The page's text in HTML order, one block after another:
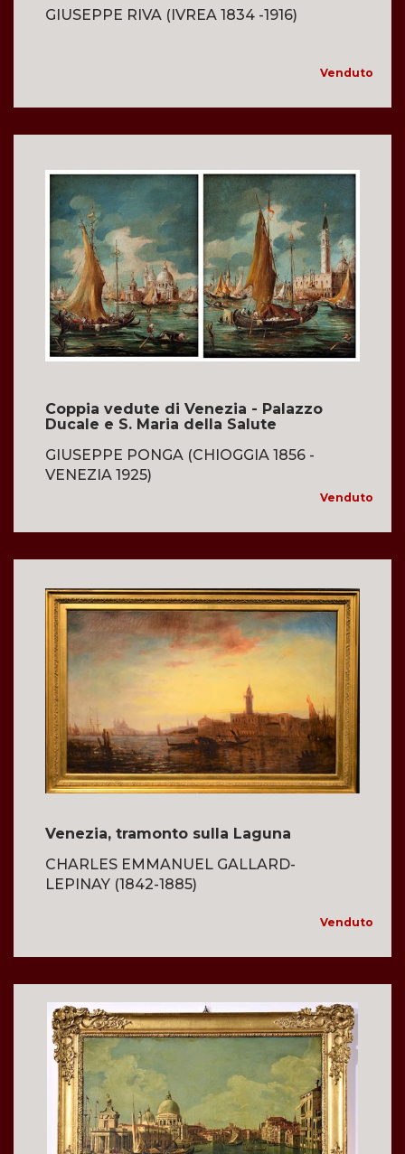
GIUSEPPE RIVA (IVREA 1834 -1916)
Venduto
Coppia vedute di Venezia - Palazzo
Ducale e S. Maria della Salute
GIUSEPPE PONGA (CHIOGGIA 1856 -
VENEZIA 1925)
Venduto
Venezia, tramonto sulla Laguna
CHARLES EMMANUEL GALLARD-
LEPINAY (1842-1885)
Venduto